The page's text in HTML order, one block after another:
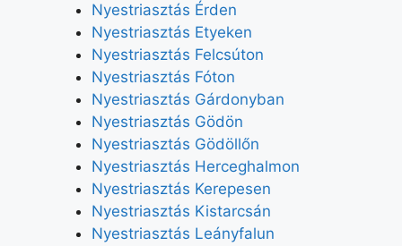
Nyestriasztás Érden
Nyestriasztás Etyeken
Nyestriasztás Felcsúton
Nyestriasztás Fóton
Nyestriasztás Gárdonyban
Nyestriasztás Gödön
Nyestriasztás Gödöllőn
Nyestriasztás Herceghalmon
Nyestriasztás Kerepesen
Nyestriasztás Kistarcsán
Nyestriasztás Leányfalun